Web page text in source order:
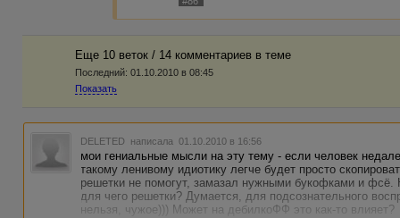
Еще 10 веток / 14 комментариев в темe
Последний: 01.10.2010 в 08:45
Показать
DELETED написала 01.10.2010 в 16:56
мои гениальные мысли на эту тему - если человек
такому ленивому идиотику легче будет просто
решетки не помогут, замазал нужными букофками и фсё.
для чего решетки? Думается, для подсознательного
нельзя, чужое))) Может на дебилкоФФ это как-то влияет?